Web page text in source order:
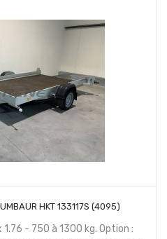
HKT 133117S (4095)
- 750 à 1300 kg. Option :